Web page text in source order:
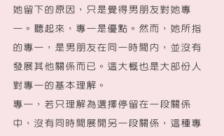
她留下的原因，只是覺得男朋友對她專
一。聽起來，專一是優點。然而，她所指
的專一，是男朋友在同一時間內，並沒有
發展其他關係而已。這大概也是大部份人
對專一的基本理解。
專一，若只理解為選擇停留在一段關係
中，沒有同時間展開另一段關係，這種專